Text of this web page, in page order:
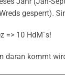
gesperrt).
=> 10 HdM´s!
daran kommt